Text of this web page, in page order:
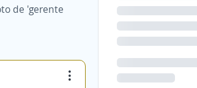
de 'gerente